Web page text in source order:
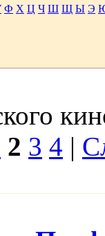
Ф Х Ц Ч Ш Щ Ы Э
2 3 4 |